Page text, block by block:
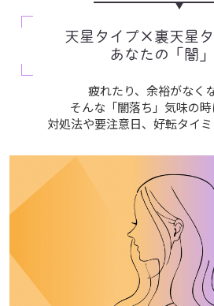
天星タイプ×裏天星
あなたの「闇
疲れたり、余裕がなく
そんな「闇落ち」気味の
対処法や要注意日、好転タイミ